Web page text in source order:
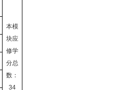
本模
块应
修学
分总
数：
34